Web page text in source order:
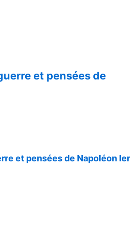
et pensées de
et pensées de Napoléon Ier